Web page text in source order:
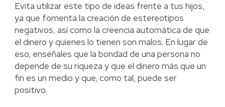
Evita utilizar este tipo de ideas frente a tus hijos,
ya que fomenta la creación de estereotipos
negativos, así como la creencia automática de que
el dinero y quienes lo tienen son malos. En lugar de
eso, enséñales que la bondad de una persona no
depende de su riqueza y que el dinero más que un
fin es un medio y que, como tal, puede ser
positivo.